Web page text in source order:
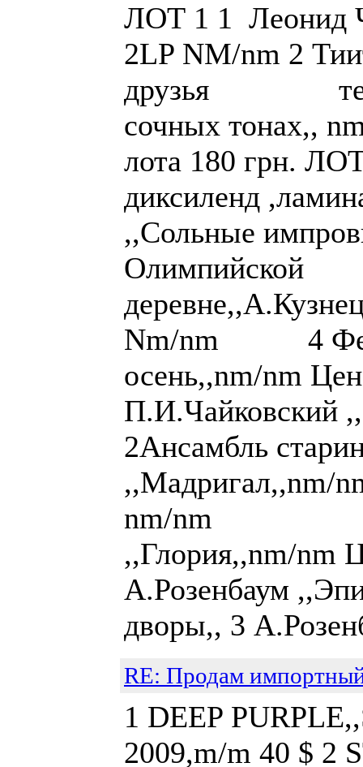
ЛОТ 1 1 Леонид
2LP NM/nm 2
друзья тех.
сочных
лота 180 грн.
диксиленд
,,Сольные
Олимпийской
Nm/nm 4
осень,,nm/nm
П.И.Чайковский
2Ансамбль
,,Мадригал,,nm/
nm/nm 4
,,Глория,,nm/nm
А.Розенбаум
дворы,, 3
RE: Продам
1 DEEP
2009,m/m 40 $ 2